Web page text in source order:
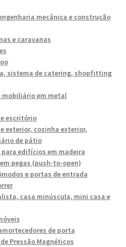
mecânica e construção
e caravanas
sistema de catering, shopfitting
mobiliário em metal
escritório
exterior, cozinha exterior,
de pátio
edifícios em madeira
pegas (push-to-open)
e portas de entrada
casa minúscula, mini casa e
de porta
Pressão Magnéticos